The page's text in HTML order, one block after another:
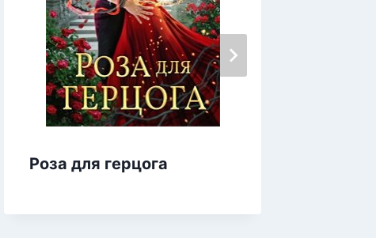
Роза для герцога